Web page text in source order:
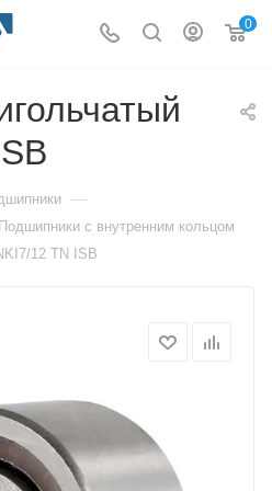
0
—
Подшипники с внутренним кольцом
12 TN ISB